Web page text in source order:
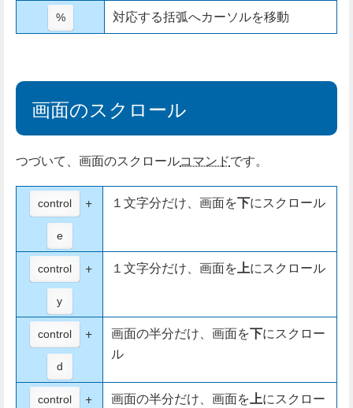
% 対応する括弧へカーソルを移動
画面のスクロール
つづいて、画面のスクロールコマンドです。
control +
e
１文字分だけ、画面を下にスクロール
control +
y
１文字分だけ、画面を 上にスクロール
control +
d
画面の半分だけ、画面を下にスクロー
ル
control + 画面の半分だけ、画面を 上にスクロー